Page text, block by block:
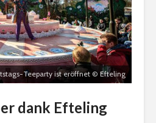
Teeparty ist eröffnet © Efteling
dank Efteling